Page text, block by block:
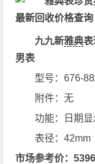
九九新雅典
男表
型号：676-
附件：无
功能：日期
表径：42mm
市场参考价：